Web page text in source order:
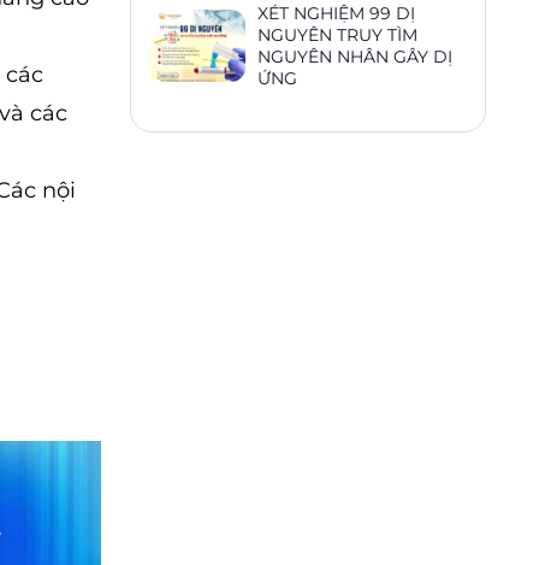
các
các
nội
XÉT NGHIỆM 99 DỊ
NGUYÊN TRUY TÌM
NGUYÊN NHÂN GÂY DỊ
ỨNG